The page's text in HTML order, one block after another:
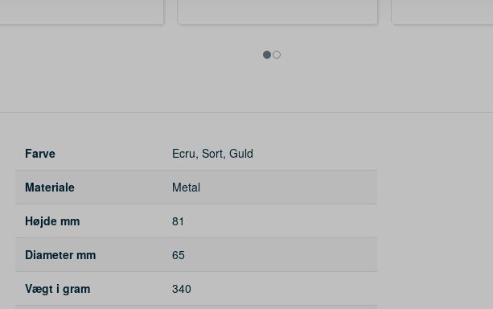
Farve
Ecru, Sort, Guld
Materiale Metal
Højde mm 81
Diameter mm 65
Vægt i gram 340